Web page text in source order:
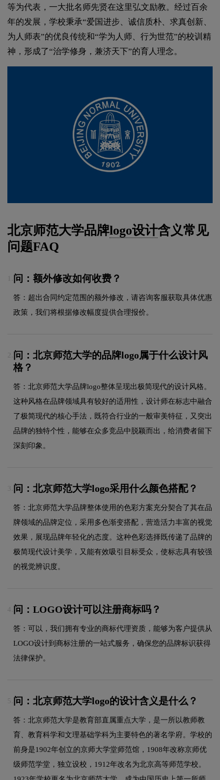
等为代表，一大批名师先贤在这里弘文励教。经过百余
年的发展，学校秉承“爱国进步、诚信质朴、求真创新、
为人师表”的优良传统和“学为人师、行为世范”的校训精
神，形成了“治学修身，兼济天下”的育人理念。
北京师范大学品牌logo设计含义常见
问题FAQ
问：额外修改如何收费？
答：超出合同约定范围的额外修改，请咨询客服获取具体优惠
政策，我们将根据修改幅度提供合理报价。
2. 问：北京师范大学的品牌logo属于什么设计风
格？
答：北京师范大学品牌logo整体呈现出极简现代的设计风格。
这种风格在品牌领域具有较好的适用性，设计师在标志中融合
了极简现代的核心手法，既符合行业的一般审美特征，又突出
品牌的独特个性，能够在众多竞品中脱颖而出，给消费者留下
深刻印象。
3. 问：北京师范大学logo采用什么颜色搭配？
答：北京师范大学品牌整体使用的色彩方案充分契合了其在品
牌领域的品牌定位，采用多色渐变搭配，营造活力丰富的视觉
效果，展现品牌年轻化的态度。这种色彩选择既传递了品牌的
极简现代设计美学，又能有效吸引目标受众，使标志具有较强
的视觉辨识度。
4. 问：LOGO设计可以注册商标吗？
答：可以，我们拥有专业的商标代理资质，能够为客户提供从
LOGO设计到商标注册的一站式服务，确保您的品牌标识获得
法律保护。
5. 问：北京师范大学logo的设计含义是什么？
答：北京师范大学是教育部直属重点大学，是一所以教师教
育、教育科学和文理基础学科为主要特色的著名学府。学校的
前身是1902年创立的京师大学堂师范馆，1908年改称京师优
级师范学堂，独立设校，1912年改名为北京高等师范学校。